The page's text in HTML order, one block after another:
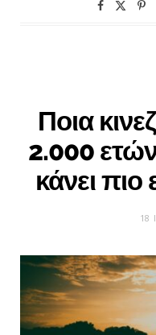
Ποια
2.000
κάνει
18